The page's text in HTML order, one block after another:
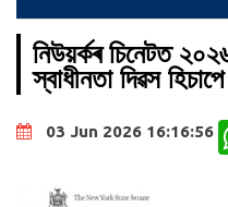
নিউয়ৰ্কৰ চিনেটত
স্বাধীনতা দিৱস
03 Jun 2026 16:16:56